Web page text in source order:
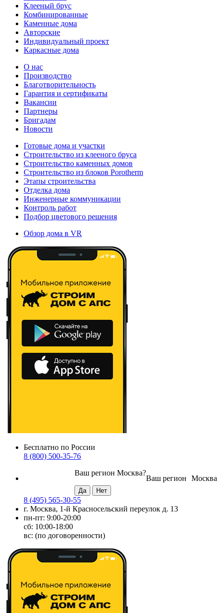
Клееный брус
Комбинированные
Каменные дома
Авторские
Индивидуальный проект
Каркасные дома
О нас
Производство
Благотворительность
Гарантия и сертификаты
Вакансии
Партнеры
Бригадам
Новости
Готовые дома и участки
Строительство из клееного бруса
Строительство каменных домов
Строительство из блоков Porotherm
Этапы строительства
Отделка дома
Инженерные коммуникации
Контроль работ
Подбор цветового решения
Обзор дома в VR
Бесплатно по России
8 (800) 500-35-76
Москва
Ваш регион
Ваш регион Москва?
8 (495) 565-30-55
г. Москва, 1-й Красносельский переулок д. 13
пн-пт: 9:00-20:00
сб: 10:00-18:00
вс: (по договоренности)